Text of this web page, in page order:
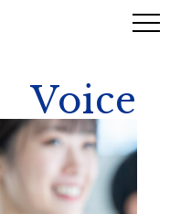
Voice